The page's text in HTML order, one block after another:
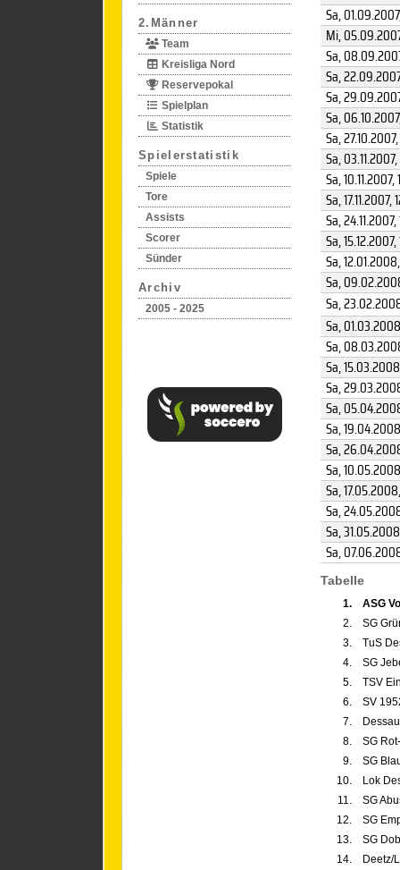
2.Männer
Team
Kreisliga Nord
Reservepokal
Spielplan
Statistik
Spielerstatistik
Spiele
Tore
Assists
Scorer
Sünder
Archiv
2005 - 2025
Sa, 01.09.2007
Mi,
Sa,
Sa, 22.09.2007
Sa,
Sa, 06.10.2007
Sa, 27.10.2007
Sa, 03.11.2007,
Sa, 10.11.2007,
Sa, 17.11.2007,
Sa, 24.11.2007,
Sa, 15.12.2007,
Sa, 12.01.2008
Sa,
Sa,
Sa, 01.03.2008
Sa,
Sa, 15.03.2008
Sa,
Sa,
Sa, 19.04.2008
Sa,
Sa, 10.05.2008
Sa, 17.05.2008
Sa,
Sa, 31.05.2008
Sa,
Tabelle
1.
ASG
2.
SG
3.
TuS
4.
SG
5.
TSV
6.
SV
7.
8.
SG
9.
SG
10.
Lok
11.
SG
12.
SG
13.
SG
14.
Deetz/